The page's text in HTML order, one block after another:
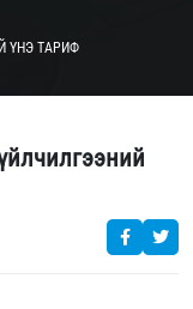
ҮНЭ ТАРИФ